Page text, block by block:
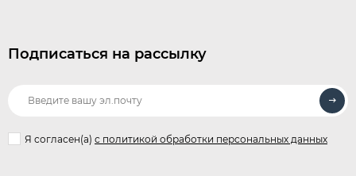
Подписаться на рассылку
Я согласен(a) с политикой обработки персональных данных